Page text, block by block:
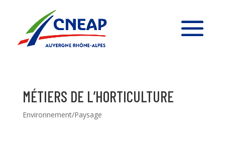
MÉTIERS DE L’HORTICULTURE
Environnement/Paysage